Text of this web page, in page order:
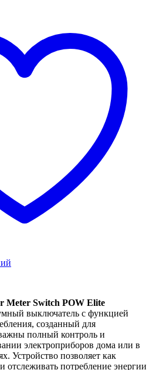
Meter Switch POW Elite
выключатель с функцией
созданный для
полный контроль и
электроприборов дома или в
Устройство позволяет как
отслеживать потребление энергии